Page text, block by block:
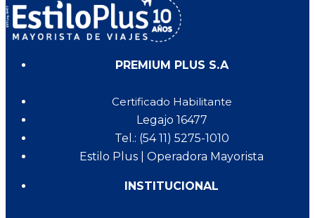
PREMIUM PLUS S.A
Certificado Habilitante
Legajo 16477
Tel.: (54 11) 5275-1010
Estilo Plus | Operadora Mayorista
INSTITUCIONAL